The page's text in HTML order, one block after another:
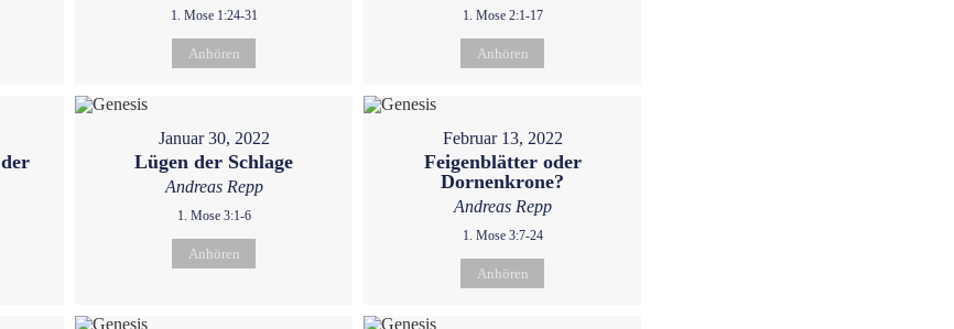
1. Mose 1:24-31
Anhören
1. Mose 2:1-17
Anhören
Januar 30, 2022
Lügen der Schlage
Andreas Repp
1. Mose 3:1-6
Anhören
Februar 13, 2022
Feigenblätter oder
Dornenkrone?
Andreas Repp
1. Mose 3:7-24
Anhören